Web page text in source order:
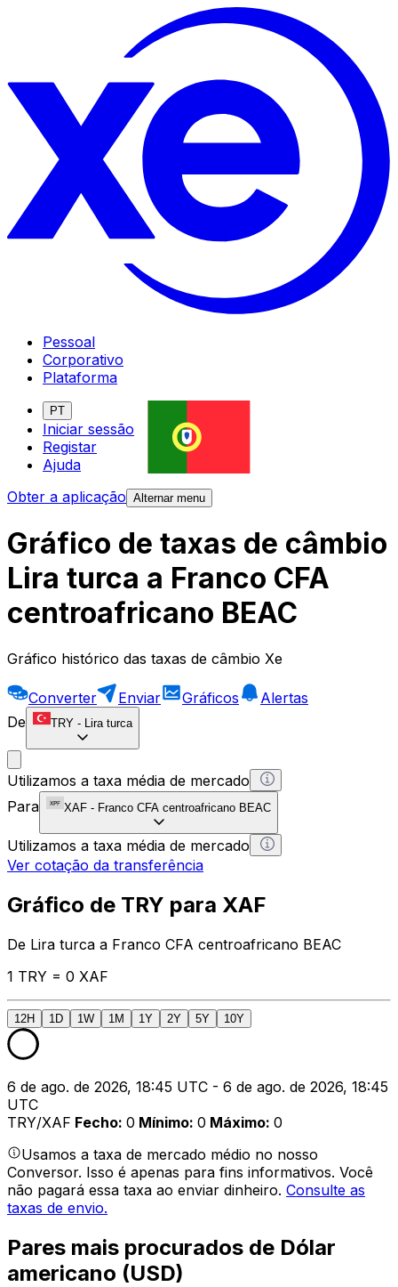
Pessoal
Corporativo
Plataforma
PT
Iniciar sessão
Registar
Ajuda
Obter a aplicação Alternar menu
Gráfico de taxas de câmbio
Lira turca a Franco CFA
centroafricano BEAC
Gráfico histórico das taxas de câmbio Xe
Converter Enviar Gráficos
Alertas
De
TRY - Lira turca
Utilizamos a taxa média de mercado
Para
XAF - Franco CFA centroafricano BEAC
Utilizamos a taxa média de mercado
Ver cotação da transferência
Gráfico de TRY para XAF
De Lira turca a Franco CFA centroafricano BEAC
1 TRY = 0 XAF
12H 1D 1W 1M 1Y 2Y 5Y 10Y
6 de ago. de 2026, 18:45 UTC - 6 de ago. de 2026, 18:45
UTC
TRY/XAF Fecho: 0 Mínimo: 0 Máximo: 0
Usamos a taxa de mercado médio no nosso
Conversor. Isso é apenas para fins informativos. Você
não pagará essa taxa ao enviar dinheiro. Consulte as
taxas de envio.
Pares mais procurados de Dólar
americano (USD)